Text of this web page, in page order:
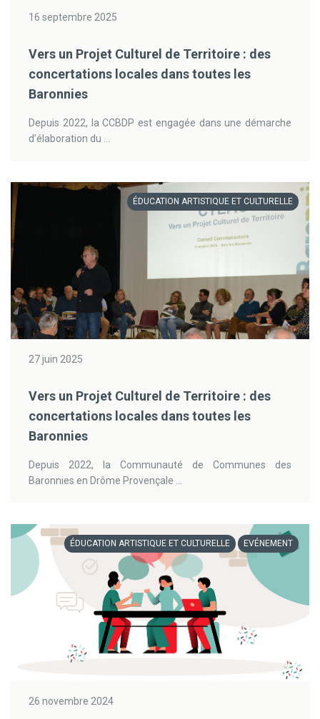
16 septembre 2025
Vers un Projet Culturel de Territoire : des
concertations locales dans toutes les
Baronnies
Depuis 2022, la CCBDP est engagée dans une démarche
d’élaboration du ...
ÉDUCATION ARTISTIQUE ET CULTURELLE
27 juin 2025
Vers un Projet Culturel de Territoire : des
concertations locales dans toutes les
Baronnies
Depuis 2022, la Communauté de Communes des
Baronnies en Drôme Provençale ...
ÉDUCATION ARTISTIQUE ET CULTURELLE EVÉNEMENT
26 novembre 2024